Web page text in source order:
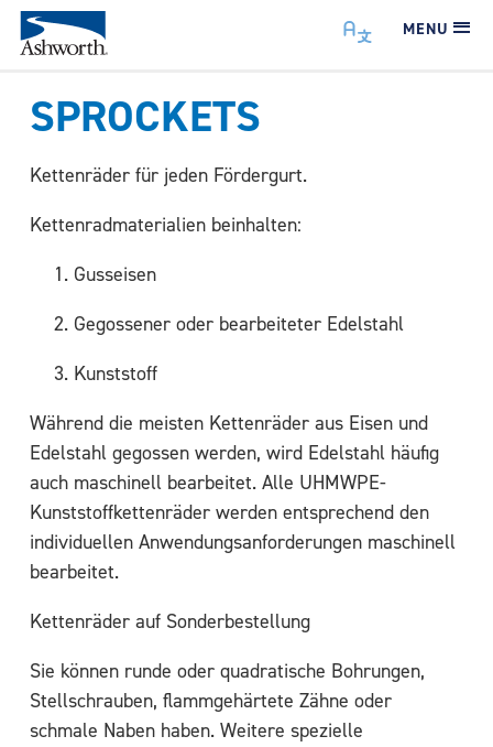
MENU
SPROCKETS
Kettenräder für jeden Fördergurt.
Kettenradmaterialien beinhalten:
Gusseisen
Gegossener oder bearbeiteter Edelstahl
Kunststoff
Während die meisten Kettenräder aus Eisen und
Edelstahl gegossen werden, wird Edelstahl häufig
auch maschinell bearbeitet. Alle UHMWPE-
Kunststoffkettenräder werden entsprechend den
individuellen Anwendungsanforderungen maschinell
bearbeitet.
Kettenräder auf Sonderbestellung
Sie können runde oder quadratische Bohrungen,
Stellschrauben, flammgehärtete Zähne oder
schmale Naben haben. Weitere spezielle